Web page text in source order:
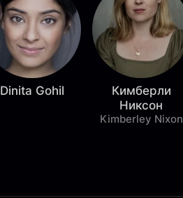
Dinita Gohil
Кимберли
Никсон
Kimberley Nixon